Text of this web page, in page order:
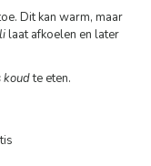
Dit kan warm, maar
laat afkoelen en later
koudte eten.